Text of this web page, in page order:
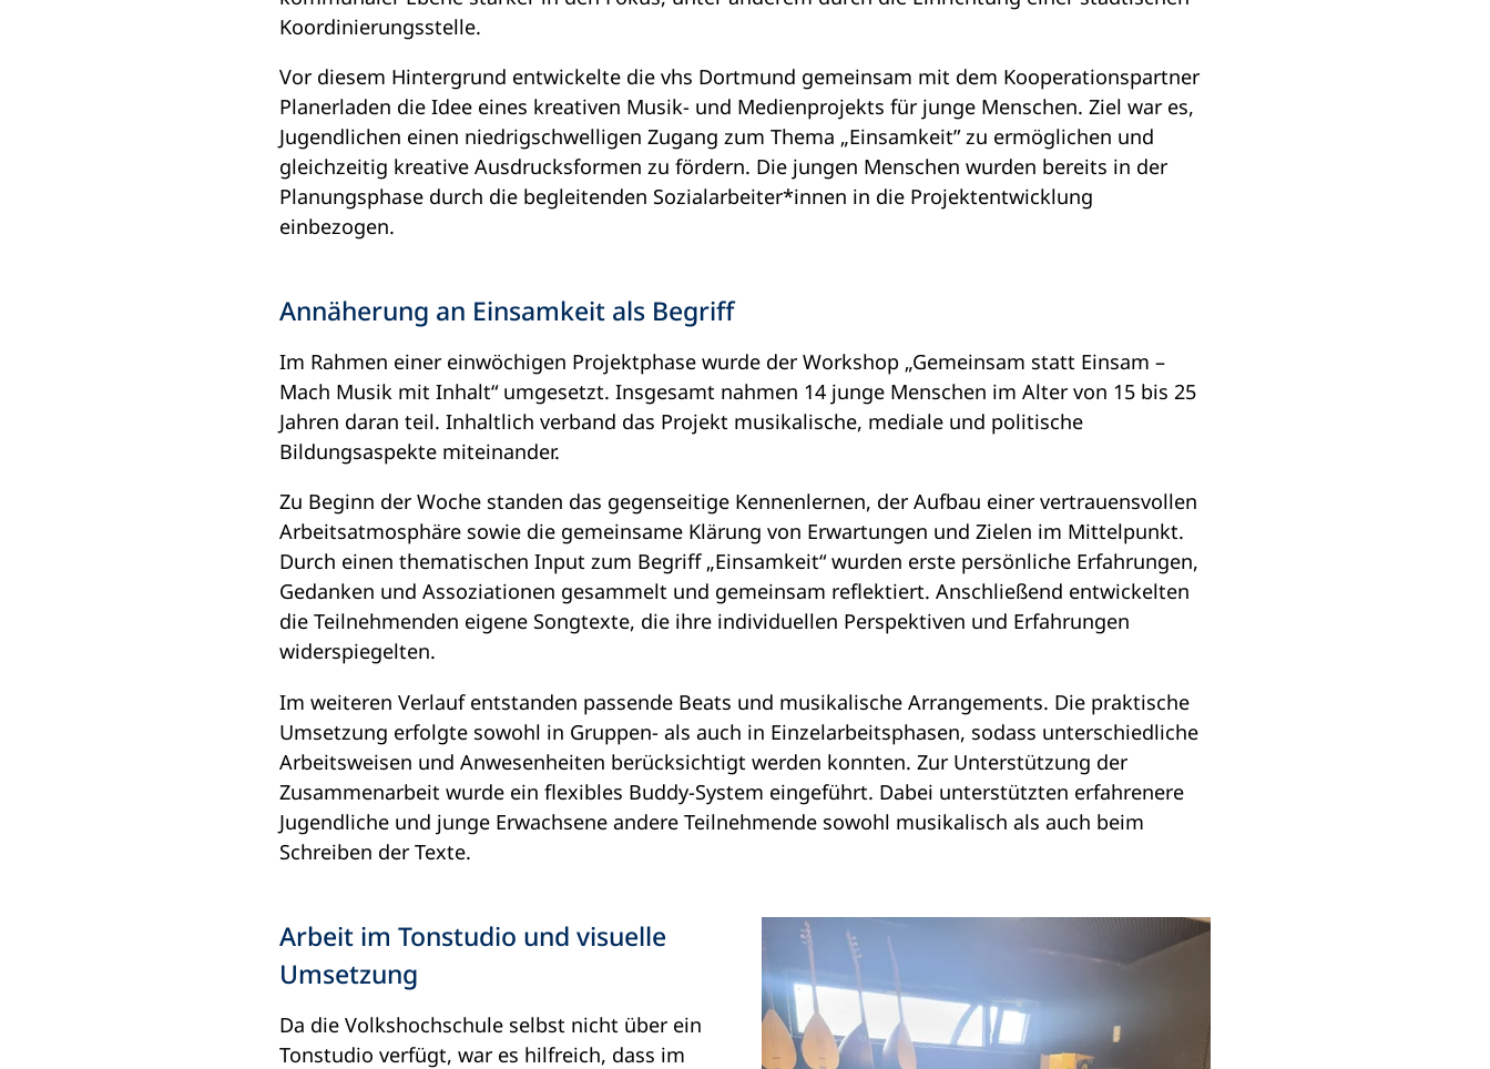
Koordinierungsstelle.
Vor diesem Hintergrund entwickelte die vhs Dortmund gemeinsam mit dem Kooperationspartner
Planerladen die Idee eines kreativen Musik- und Medienprojekts für junge Menschen. Ziel war es,
Jugendlichen einen niedrigschwelligen Zugang zum Thema „Einsamkeit” zu ermöglichen und
gleichzeitig kreative Ausdrucksformen zu fördern. Die jungen Menschen wurden bereits in der
Planungsphase durch die begleitenden Sozialarbeiter*innen in die Projektentwicklung
einbezogen.
Annäherung an Einsamkeit als Begriff
Im Rahmen einer einwöchigen Projektphase wurde der Workshop „Gemeinsam statt Einsam –
Mach Musik mit Inhalt“ umgesetzt. Insgesamt nahmen 14 junge Menschen im Alter von 15 bis 25
Jahren daran teil. Inhaltlich verband das Projekt musikalische, mediale und politische
Bildungsaspekte miteinander.
Zu Beginn der Woche standen das gegenseitige Kennenlernen, der Aufbau einer vertrauensvollen
Arbeitsatmosphäre sowie die gemeinsame Klärung von Erwartungen und Zielen im Mittelpunkt.
Durch einen thematischen Input zum Begriff „Einsamkeit“ wurden erste persönliche Erfahrungen,
Gedanken und Assoziationen gesammelt und gemeinsam reflektiert. Anschließend entwickelten
die Teilnehmenden eigene Songtexte, die ihre individuellen Perspektiven und Erfahrungen
widerspiegelten.
Im weiteren Verlauf entstanden passende Beats und musikalische Arrangements. Die praktische
Umsetzung erfolgte sowohl in Gruppen- als auch in Einzelarbeitsphasen, sodass unterschiedliche
Arbeitsweisen und Anwesenheiten berücksichtigt werden konnten. Zur Unterstützung der
Zusammenarbeit wurde ein flexibles Buddy-System eingeführt. Dabei unterstützten erfahrenere
Jugendliche und junge Erwachsene andere Teilnehmende sowohl musikalisch als auch beim
Schreiben der Texte.
Arbeit im Tonstudio und visuelle
Umsetzung
Da die Volkshochschule selbst nicht über ein
Tonstudio verfügt, war es hilfreich, dass im